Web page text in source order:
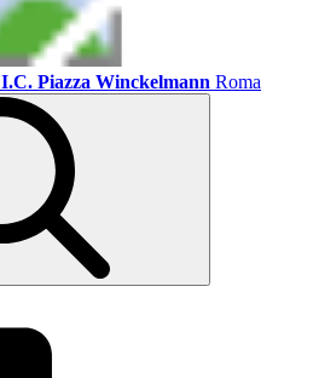
I.C. Piazza Winckelmann Roma